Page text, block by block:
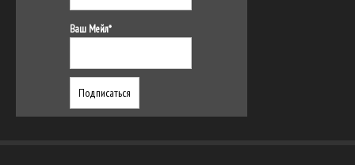
Ваш Мейл*